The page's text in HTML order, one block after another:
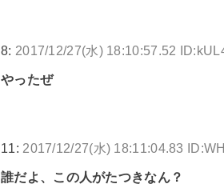
8: 2017/12/27(水) 18:10:57.52
やったぜ
11: 2017/12/27(水) 18:11:04.83
誰だよ、この人がたつきなん？